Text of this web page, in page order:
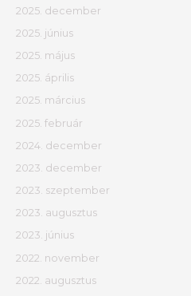
2025. december
2025. június
2025. május
2025. április
2025. március
2025. február
2024. december
2023. december
2023. szeptember
2023. augusztus
2023. június
2022. november
2022. augusztus